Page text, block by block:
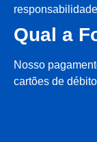
Qual a
Nosso
cartões de